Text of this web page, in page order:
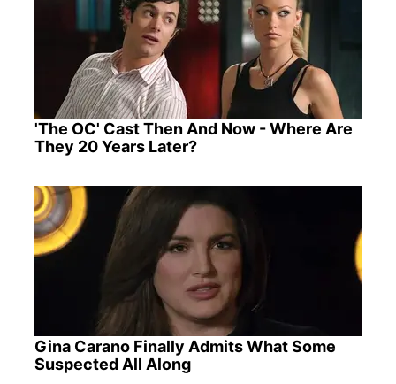
'The OC' Cast Then And Now - Where Are
They 20 Years Later?
Gina Carano Finally Admits What Some
Suspected All Along